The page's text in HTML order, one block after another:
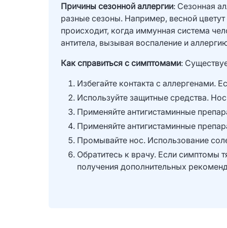
Причины сезонной аллергии: Сезонная
разные сезоны. Например, весной
происходит, когда иммунная система
антитела, вызывая воспаление и
Как справиться с симптомами:
Избегайте контакта с аллергенами.
Используйте защитные средства.
Применяйте антигистаминные
Применяйте антигистаминные
Промывайте нос. Использование
Обратитесь к врачу. Если симптомы
получения дополнительных